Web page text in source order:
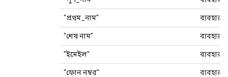
"প্রথম_নাম"
"শেষ নাম"
"ইমেইল"
"ফোন নম্বর"